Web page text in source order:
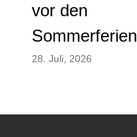
vor den
Sommerferien
28. Juli, 2026